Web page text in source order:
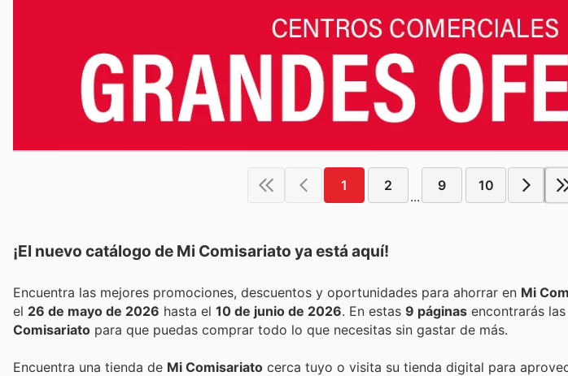
1 2
...
9 10
¡El nuevo catálogo de Mi Comisariato ya está aquí!
Encuentra las mejores promociones, descuentos y oportunidades para ahorrar en Mi
el 26 de mayo de 2026 hasta el 10 de junio de 2026 . En estas 9 páginas encontrarás
Comisariato para que puedas comprar todo lo que necesitas sin gastar de más.
Encuentra una tienda de Mi Comisariato cerca tuyo o visita su tienda digital para